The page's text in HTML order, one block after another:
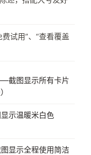
试用”、“查看覆盖
截图显示所有卡片
示温暖米白色
显示全程使用简洁